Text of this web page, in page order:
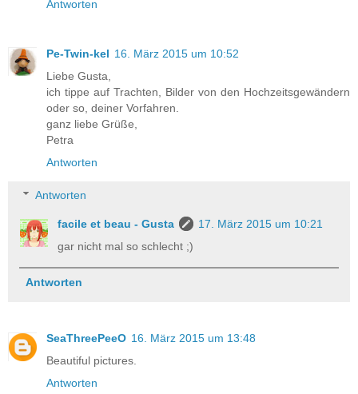
Antworten
Pe-Twin-kel 16. März 2015 um 10:52
Liebe Gusta,
ich tippe auf Trachten, Bilder von den Hochzeitsgewändern
oder so, deiner Vorfahren.
ganz liebe Grüße,
Petra
Antworten
Antworten
facile et beau - Gusta
17. März 2015 um 10:21
gar nicht mal so schlecht ;)
Antworten
SeaThreePeeO 16. März 2015 um 13:48
Beautiful pictures.
Antworten